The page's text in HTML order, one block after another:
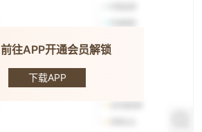
前往APP开通会员解锁
下载APP